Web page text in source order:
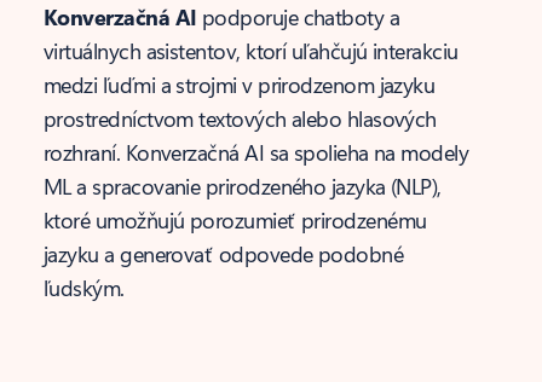
Konverzačná AI podporuje chatboty a
virtuálnych asistentov, ktorí uľahčujú interakciu
medzi ľuďmi a strojmi v prirodzenom jazyku
prostredníctvom textových alebo hlasových
rozhraní. Konverzačná AI sa spolieha na modely
ML a spracovanie prirodzeného jazyka (NLP),
ktoré umožňujú porozumieť prirodzenému
jazyku a generovať odpovede podobné
ľudským.